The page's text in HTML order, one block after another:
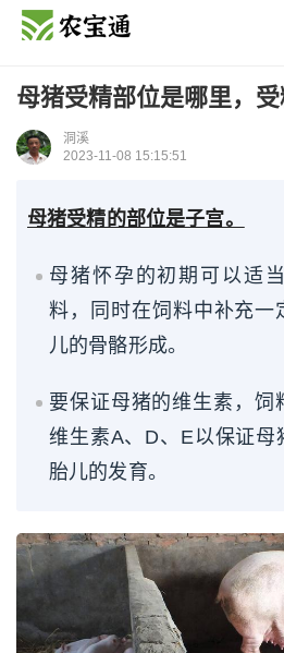
母猪受精部位是哪里，
洞溪
2023-11-08 15:15:51
母猪受精的部位是子宫。
母猪怀孕的初期可以适
料，同时在饲料中补充一
儿的骨骼形成。
要保证母猪的维生素，饲
维生素A、D、E以保证母
胎儿的发育。